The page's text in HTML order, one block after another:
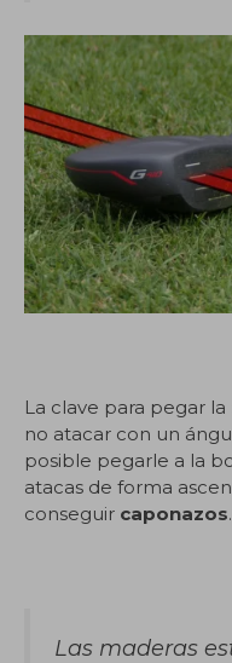
La clave para pegar
no atacar con un
posible pegarle a la
atacas de forma
conseguir caponazos.
Las maderas